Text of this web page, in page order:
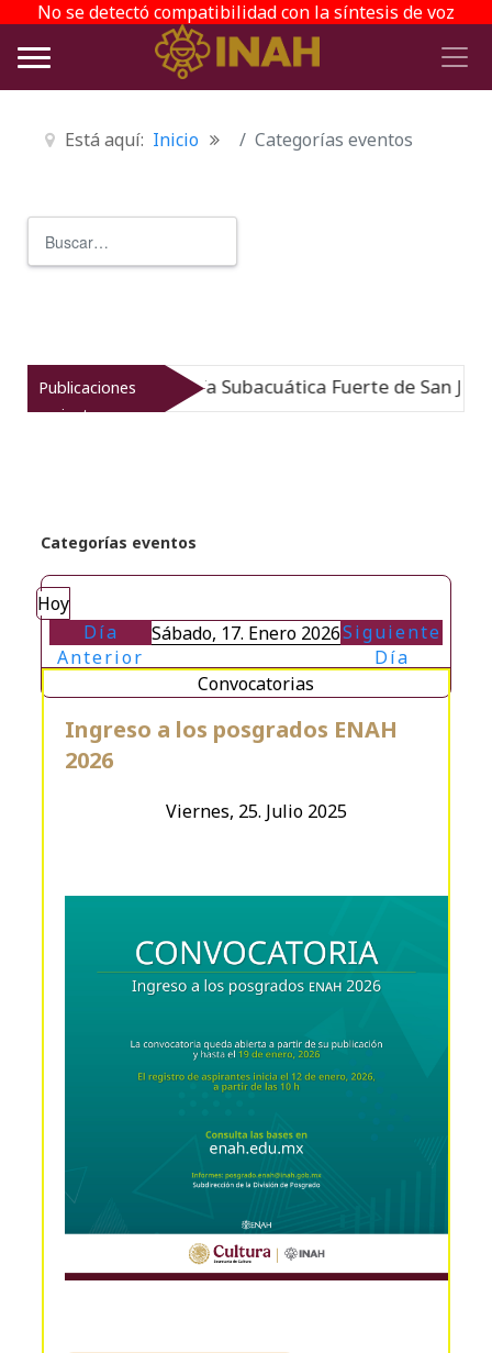
No se detectó compatibilidad con la síntesis de voz
Está aquí: Inicio Categorías eventos
Publicaciones
recientes
de Arqueología Subacuática Fuerte de San José
Categorías eventos
Hoy
Día
Anterior
Sábado, 17. Enero 2026Siguiente
Día
Viernes, 25. Julio 2025
Ingreso a los posgrados ENAH
2026
Convocatorias